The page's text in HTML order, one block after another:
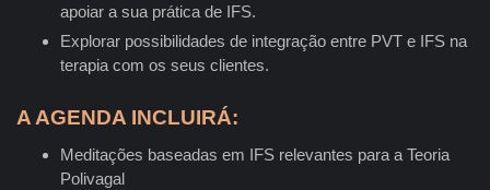
apoiar a sua prática de IFS.
Explorar possibilidades de integração entre PVT e IFS na
terapia com os seus clientes.
A AGENDA INCLUIRÁ:
Meditações baseadas em IFS relevantes para a Teoria
Polivagal